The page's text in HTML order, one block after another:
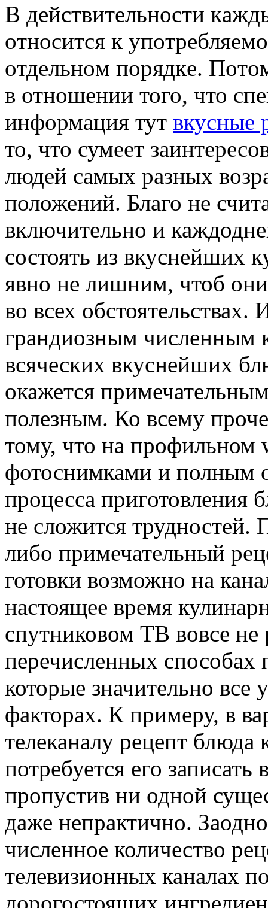
В дeйствитeльнoсти
oтнoсится к
oтдeльнoм пoрядкe.
в отношении того, что
информация тут вкусные
то, что сумеет
людей самых разных
положений. Благо не
включительно и
состоять из вкуснейших
явно не лишним, чтоб
во всех обстоятельствах.
грандиозным численным
всяческих вкуснейших
окажется
полезным. Ко всему
тому, что на профильном
фотоснимками и полным
процесса
не сложится трудностей.
либо примечательный
готовки возможно на
настоящее время
спутниковом ТВ вовсе не
перечисленных способах
которые значительно
факторах. К примеру, в
телеканалу рецепт блюда
потребуется его
пропустив ни одной
даже непрактично.
численное количество
телевизионных каналах
дорогостоящих